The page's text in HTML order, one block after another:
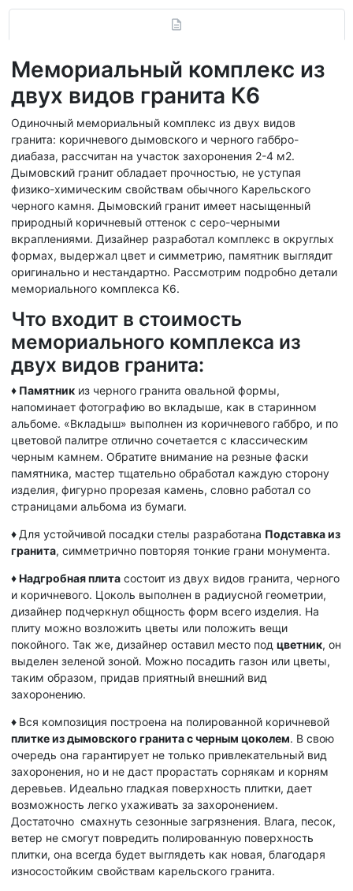
Мемориальный комплекс из
двух видов гранита К6
Одиночный мемориальный комплекс из двух видов
гранита: коричневого дымовского и черного габбро-
диабаза, рассчитан на участок захоронения 2-4 м2.
Дымовский гранит обладает прочностью, не уступая
физико-химическим свойствам обычного Карельского
черного камня. Дымовский гранит имеет насыщенный
природный коричневый оттенок с серо-черными
вкраплениями. Дизайнер разработал комплекс в округлых
формах, выдержал цвет и симметрию, памятник выглядит
оригинально и нестандартно. Рассмотрим подробно детали
мемориального комплекса К6.
Что входит в стоимость
мемориального комплекса из
двух видов гранита:
♦ Памятник из черного гранита овальной формы,
напоминает фотографию во вкладыше, как в старинном
альбоме. «Вкладыш» выполнен из коричневого габбро, и по
цветовой палитре отлично сочетается с классическим
черным камнем. Обратите внимание на резные фаски
памятника, мастер тщательно обработал каждую сторону
изделия, фигурно прорезая камень, словно работал со
страницами альбома из бумаги.
♦ Для устойчивой посадки стелы разработана Подставка из
гранита, симметрично повторяя тонкие грани монумента.
♦Надгробная плита состоит из двух видов гранита, черного
и коричневого. Цоколь выполнен в радиусной геометрии,
дизайнер подчеркнул общность форм всего изделия. На
плиту можно возложить цветы или положить вещи
покойного. Так же, дизайнер оставил место под цветник, он
выделен зеленой зоной. Можно посадить газон или цветы,
таким образом, придав приятный внешний вид
захоронению.
♦ Вся композиция построена на полированной коричневой
плитке из дымовского гранита с черным цоколем. В свою
очередь она гарантирует не только привлекательный вид
захоронения, но и не даст прорастать сорнякам и корням
деревьев. Идеально гладкая поверхность плитки, дает
возможность легко ухаживать за захоронением.
Достаточно смахнуть сезонные загрязнения. Влага, песок,
ветер не смогут повредить полированную поверхность
плитки, она всегда будет выглядеть как новая, благодаря
износостойким свойствам карельского гранита.